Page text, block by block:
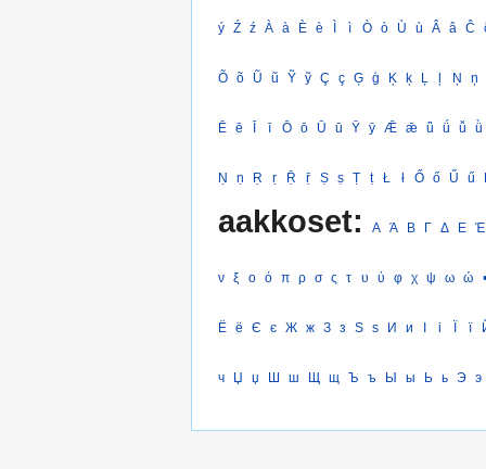
ý Ź ź À à È è Ì ì Ò ò Ù ù Â â Ĉ
Õ õ Ũ ũ Ỹ ỹ Ç ç Ģ ģ Ķ ķ Ļ ļ Ņ ņ
Ē ē Ī ī Ō ō Ū ū Ȳ ȳ Ǣ ǣ ǖ ǘ ǚ ǜ
Ṇ ṇ Ṛ ṛ Ṝ ṝ Ṣ ṣ Ṭ ṭ Ł ł Ő ő Ű ű
aakkoset: Α Ά Β Γ Δ Ε Έ
ν ξ ο ό π ρ σ ς τ υ ύ φ χ ψ ω ώ •
Ё ё Є є Ж ж З з Ѕ ѕ И и І і Ї ї
ч Џ џ Ш ш Щ щ Ъ ъ Ы ы Ь ь Э э